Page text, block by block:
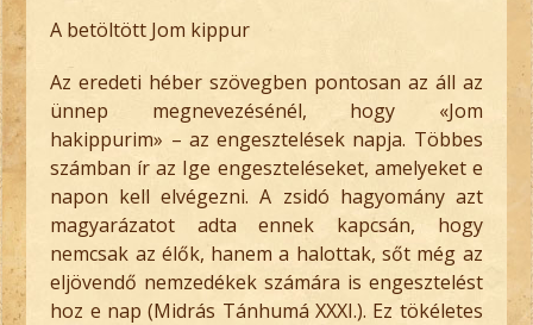
A betöltött Jom kippur
Az eredeti héber szövegben pontosan az áll az
ünnep megnevezésénél, hogy «Jom
hakippurim» – az engesztelések napja. Többes
számban ír az Ige engeszteléseket, amelyeket e
napon kell elvégezni. A zsidó hagyomány azt
magyarázatot adta ennek kapcsán, hogy
nemcsak az élők, hanem a halottak, sőt még az
eljövendő nemzedékek számára is engesztelést
hoz e nap (Midrás Tánhumá XXXI.). Ez tökéletes